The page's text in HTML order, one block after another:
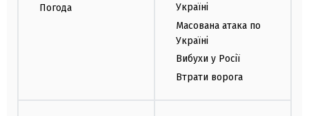
Погода
Україні
Масована атака по
Україні
Вибухи у Росії
Втрати ворога